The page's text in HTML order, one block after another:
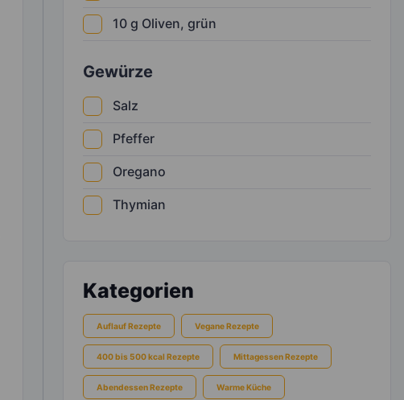
10 g Oliven, grün
Gewürze
Salz
Pfeffer
Oregano
Thymian
Kategorien
Auflauf Rezepte Vegane Rezepte
400 bis 500 kcal Rezepte Mittagessen Rezepte
Abendessen Rezepte Warme Küche